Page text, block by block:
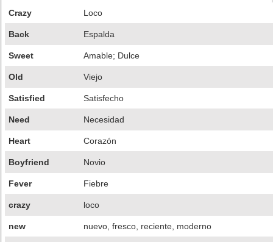
Crazy Loco
Back Espalda
Sweet Amable; Dulce
Old Viejo
Satisfied Satisfecho
Need Necesidad
Heart Corazón
Boyfriend Novio
Fever Fiebre
crazy loco
new nuevo, fresco, reciente, moderno